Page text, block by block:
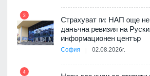
3
Страхуват ги: НАП още
данъчна ревизия на
информационен център
София 02.08.2026г.
4